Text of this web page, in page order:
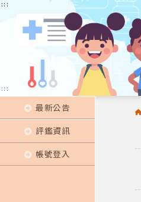
:::
:::
最新公告
評鑑資訊
帳號登入
:::